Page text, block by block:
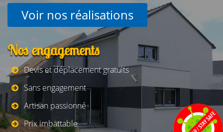
Voir nos réalisations
Nos engagements
Devis et déplacement gratuits
Sans engagement
Artisan passionné
Prix imbattable